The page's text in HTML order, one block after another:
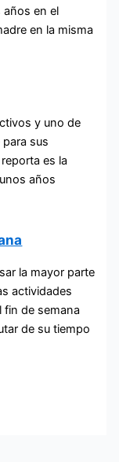
años en el
en la misma
y uno de
sus
es la
años
la mayor parte
actividades
fin de semana
de su tiempo